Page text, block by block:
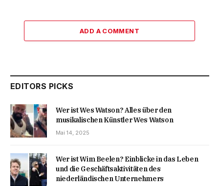
ADD A COMMENT
EDITORS PICKS
Wer ist Wes Watson? Alles über den
musikalischen Künstler Wes Watson
Mai 14, 2025
Wer ist Wim Beelen? Einblicke in das Leben
und die Geschäftsaktivitäten des
niederländischen Unternehmers